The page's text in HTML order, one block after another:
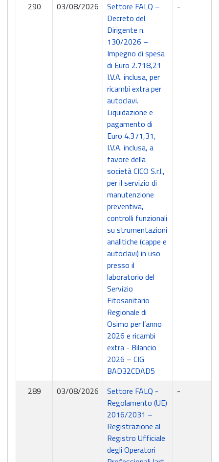
290 03/08/2026
Settore FALQ –
Decreto del
Dirigente n.
130/2026 –
Impegno di spesa
di Euro 2.718,21
I.V.A. inclusa, per
ricambi extra per
autoclavi.
Liquidazione e
pagamento di
Euro 4.371,31,
I.V.A. inclusa, a
favore della
società CICO S.r.l.,
per il servizio di
manutenzione
preventiva,
controlli funzionali
su strumentazioni
analitiche (cappe e
autoclavi) in uso
presso il
laboratorio del
Servizio
Fitosanitario
Regionale di
Osimo per l’anno
2026 e ricambi
extra - Bilancio
2026 – CIG
BAD32CDAD5
-
289 03/08/2026
Settore FALQ -
Regolamento (UE)
2016/2031 –
Registrazione al
Registro Ufficiale
degli Operatori
-